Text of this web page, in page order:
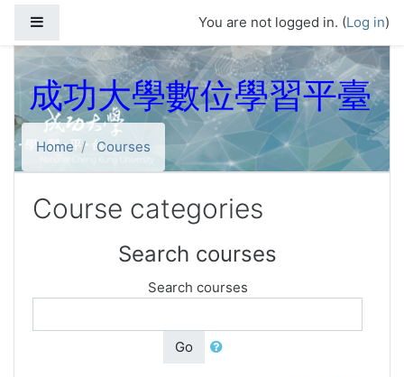
You are not logged in. (Log in)
成功大學數位學習平臺
Home Courses
Course categories
Search courses
Search courses
Go